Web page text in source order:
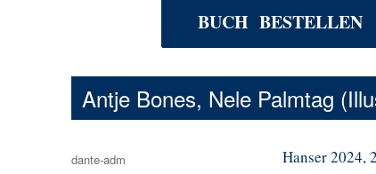
BUCH BESTELLEN
Antje Bones, Nele Palmtag
Hanser 2024,
Autor
dante-adm